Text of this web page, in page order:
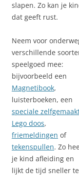
slapen. Zo kan je
dat geeft rust.
Neem voor
verschillende
speelgoed mee:
bijvoorbeeld een
Magnetibook,
luisterboeken, een
speciale
Lego doos,
friemeldingen of
tekenspullen. Zo
je kind afleiding en
lijkt de tijd sneller te